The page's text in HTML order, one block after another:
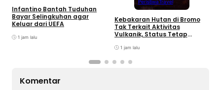
Infantino Bantah Tuduhan
Bayar Selingkuhan agar
Keluar dari UEFA
1 jam lalu
PeristiwaTravel
Kebakaran Hutan di Bromo
Tak Terkait Aktivitas
Vulkanik, Status Tetap
1 jam lalu
Komentar